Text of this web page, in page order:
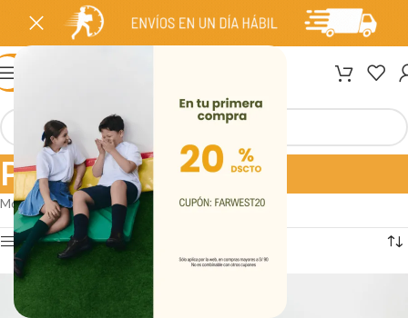
Para Cole
Mostrando 1–12 de 60 resultados
Ver barra lateral